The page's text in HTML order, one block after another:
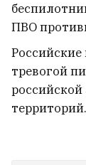
ПВО
тревогой
территорий.
БАТЭ
Капским
«Над
Брат и